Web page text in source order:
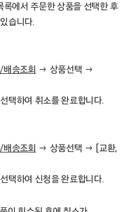
에서 주문한 상품을 선택한 후
습니다.
송조회
→ 상품선택 →
택하여 취소를 완료합니다.
송조회
→ 상품선택 → [교환,
택하여 신청을 완료합니다.